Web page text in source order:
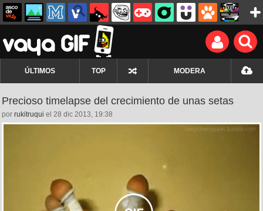
ÚLTIMOS TOP MODERA
Precioso timelapse del crecimiento de unas setas
por rukitruqui el 28 dic 2013, 19:38